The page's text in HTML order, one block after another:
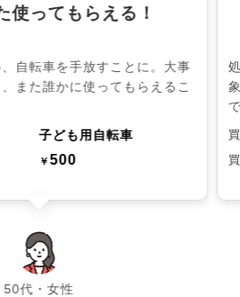
使ってもらえる！
自転車を手放すことに。大事
また誰かに使ってもらえるこ
子ども用自転車
￥500
50代・女性
chevron_left chevron_right